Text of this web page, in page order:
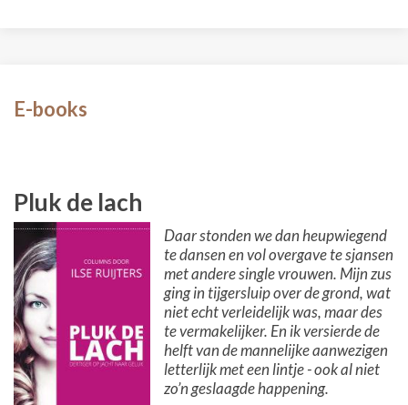
E-books
Pluk de lach
Daar stonden we dan heupwiegend
te dansen en vol overgave te sjansen
met andere single vrouwen. Mijn zus
ging in tijgersluip over de grond, wat
niet echt verleidelijk was, maar des
te vermakelijker. En ik versierde de
helft van de mannelijke aanwezigen
letterlijk met een lintje - ook al niet
zo’n geslaagde happening.